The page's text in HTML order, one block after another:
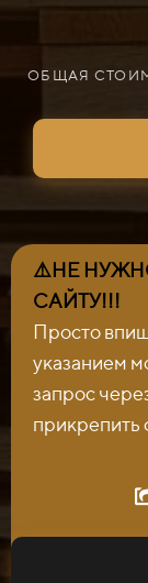
ОБЩАЯ
⚠️НЕ
САЙТУ!!!
Просто
указанием
запрос
прикрепить